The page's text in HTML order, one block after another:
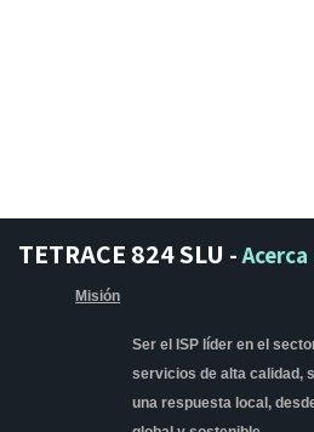
TETRACE 824 SLU -
Misión
Ser el ISP líder en el
servicios de alta calidad,
una respuesta local,